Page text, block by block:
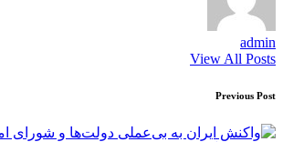
admin
View All Posts
Post
navigation
Previous Post